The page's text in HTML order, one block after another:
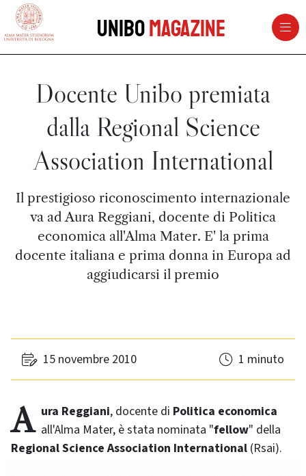
vai al contenuto della pagina
UniboMagazine
Docente Unibo premiata
dalla Regional Science
Association International
Il prestigioso riconoscimento internazionale
va ad Aura Reggiani, docente di Politica
economica all'Alma Mater. E' la prima
docente italiana e prima donna in Europa ad
aggiudicarsi il premio
15 novembre 2010 1 minuto
Aura Reggiani, docente di Politica economica
all'Alma Mater, è stata nominata "fellow" della
Regional Science Association International (Rsai).